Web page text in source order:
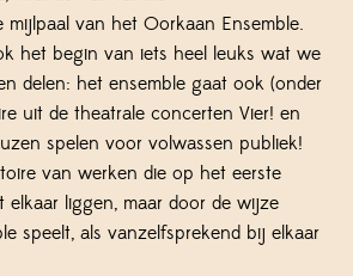
van het Oorkaan Ensemble.
het begin van iets heel leuks wat we
delen: het ensemble gaat ook (onder
uit de theatrale concerten Vier! en
spelen voor volwassen publiek!
van werken die op het eerste
elkaar liggen, maar door de wijze
speelt, als vanzelfsprekend bij elkaar